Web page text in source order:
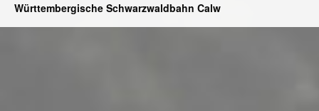
Württembergische Schwarzwaldbahn Calw